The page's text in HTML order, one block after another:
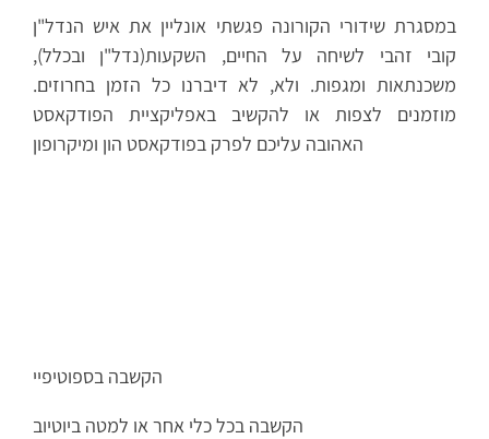
במסגרת שידורי הקורונה פגשתי אונליין את איש הנדל"ן
קובי זהבי לשיחה על החיים, השקעות(נדל"ן ובכלל),
משכנתאות ומגפות. ולא, לא דיברנו כל הזמן בחרוזים.
מוזמנים לצפות או להקשיב באפליקציית הפודקאסט
האהובה עליכם לפרק בפודקאסט הון ומיקרופון
הקשבה בספוטיפיי
הקשבה בכל כלי אחר או למטה ביוטיוב